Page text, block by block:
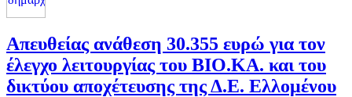
Απευθείας ανάθεση 30.355 ευρώ για τον
έλεγχο λειτουργίας του ΒΙΟ.ΚΑ. και του
δικτύου αποχέτευσης της Δ.Ε. Ελλομένου